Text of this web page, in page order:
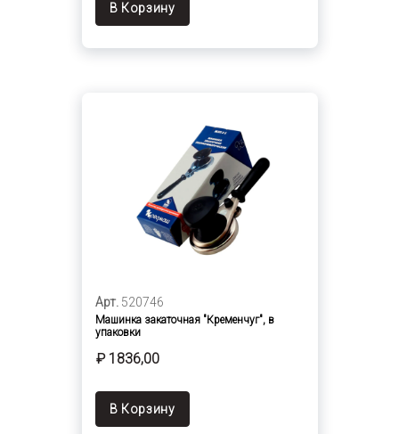
В Корзину
Арт. 520746
Машинка закаточная "Кременчуг", в
упаковки
₽ 1836,00
В Корзину